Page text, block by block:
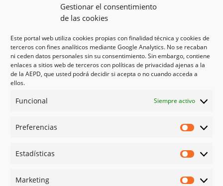
Gestionar el consentimiento
de las cookies
Este portal web utiliza cookies propias con finalidad técnica y cookies de
terceros con fines analíticos mediante Google Analytics. No se recaban
ni ceden datos personales sin su consentimiento. Sin embargo, contiene
enlaces a sitios web de terceros con políticas de privacidad ajenas a la
de la AEPD, que usted podrá decidir si acepta o no cuando acceda a
ellos.
Funcional Siempre activo
Preferencias
Estadísticas
Marketing
Términos y condiciones
Exoneración de responsabilidad
Mapa del sitio
Mi cuenta
Tienda
Psicología en Murcia
Guías
Redes sociales
Instagram
Linked in